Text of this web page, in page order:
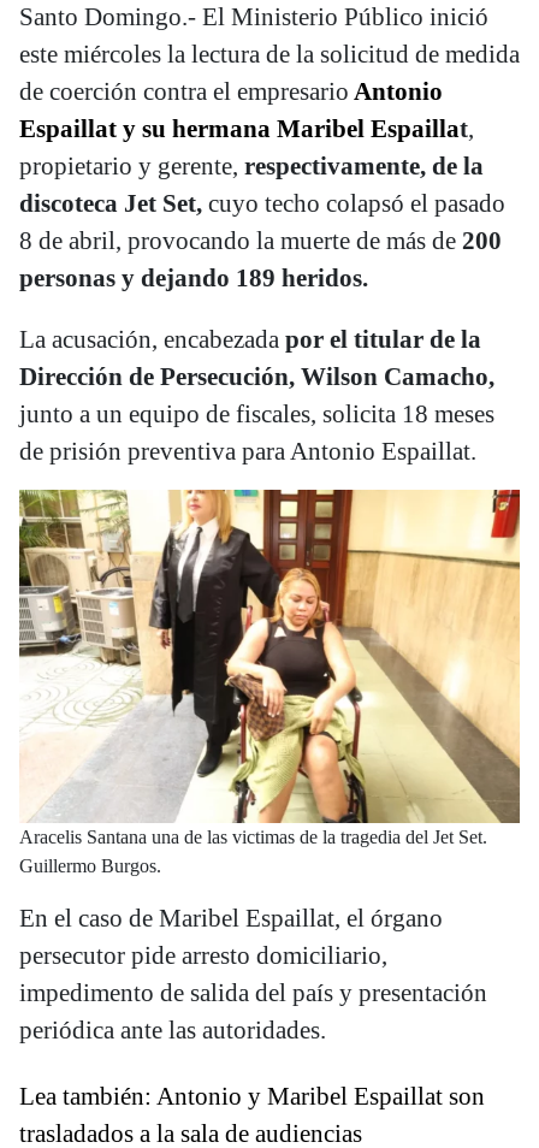
Santo Domingo.- El Ministerio Público inició
este miércoles la lectura de la solicitud de medida
de coerción contra el empresario Antonio
Espaillat y su hermana Maribel Espaillat,
propietario y gerente, respectivamente, de la
discoteca Jet Set, cuyo techo colapsó el pasado
8 de abril, provocando la muerte de más de 200
personas y dejando 189 heridos.
La acusación, encabezada por el titular de la
Dirección de Persecución, Wilson Camacho,
junto a un equipo de fiscales, solicita 18 meses
de prisión preventiva para Antonio Espaillat.
Aracelis Santana una de las victimas de la tragedia del Jet Set.
Guillermo Burgos.
En el caso de Maribel Espaillat, el órgano
persecutor pide arresto domiciliario,
impedimento de salida del país y presentación
periódica ante las autoridades.
Lea también: Antonio y Maribel Espaillat son
trasladados a la sala de audiencias